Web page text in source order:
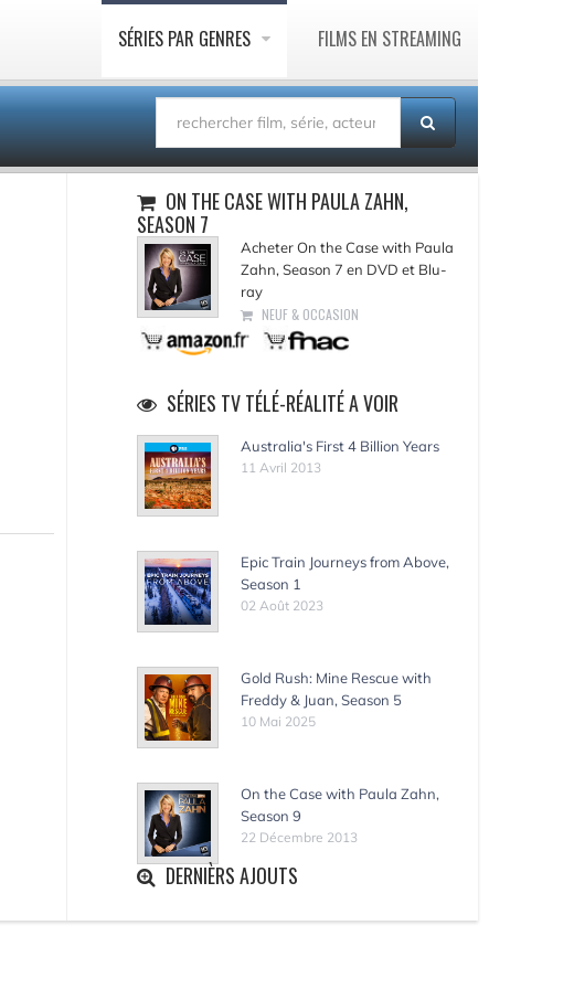
SÉRIES PAR GENRES FILMS EN STREAMING
ON THE CASE WITH PAULA ZAHN,
SEASON 7
Acheter On the Case with Paula
Zahn, Season 7 en DVD et Blu-
ray
NEUF & OCCASION
SÉRIES TV TÉLÉ-RÉALITÉ A VOIR
Australia's First 4 Billion Years
11 Avril 2013
Epic Train Journeys from Above,
Season 1
02 Août 2023
Gold Rush: Mine Rescue with
Freddy & Juan, Season 5
10 Mai 2025
On the Case with Paula Zahn,
Season 9
22 Décembre 2013
DERNIÈRS AJOUTS